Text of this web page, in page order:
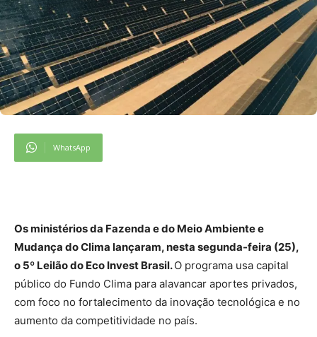
WhatsApp
Os ministérios da Fazenda e do Meio Ambiente e
Mudança do Clima lançaram, nesta segunda-feira (25),
o 5º Leilão do Eco Invest Brasil.O programa usa capital
público do Fundo Clima para alavancar aportes privados,
com foco no fortalecimento da inovação tecnológica e no
aumento da competitividade no país.